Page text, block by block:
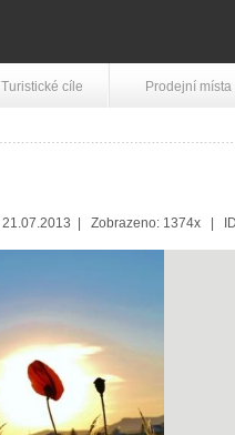
Turistické cíle Prodejní místa
| Zobrazeno: 1374x |